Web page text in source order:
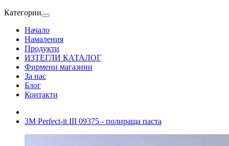
Категории
Начало
Намаления
Продукти
ИЗТЕГЛИ КАТАЛОГ
Фирмени магазини
За нас
Блог
Контакти
3M Perfect-it III 09375 - полираща паста